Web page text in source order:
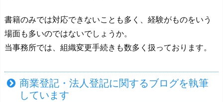
書籍のみでは対応できないことも多く、経験がものをいう
場面も多いのではないでしょうか。
当事務所では、組織変更手続きも数多く扱っております。
商業登記・法人登記に関するブログを執筆
しています